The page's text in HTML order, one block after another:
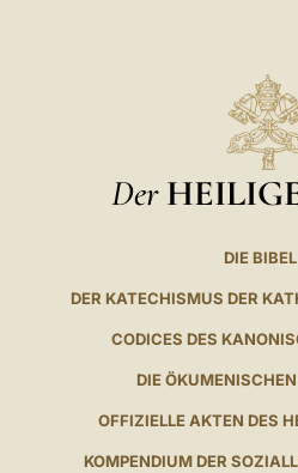
Der
DIE BIBEL
DER KATECHISMUS DER
CODICES DES
DIE
OFFIZIELLE AKTEN DES
KOMPENDIUM DER